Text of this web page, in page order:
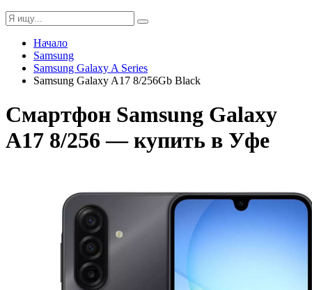
Начало
Samsung
Samsung Galaxy A Series
Samsung Galaxy A17 8/256Gb Black
Смартфон Samsung Galaxy
A17 8/256 — купить в Уфе